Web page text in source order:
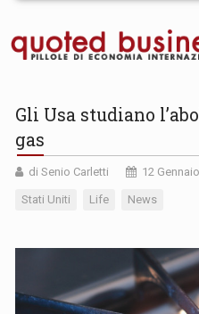
Gli Usa studiano
gas
di Senio Carletti 12
Stati Uniti Life News